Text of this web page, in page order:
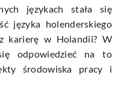
językach stała się
języka holenderskiego
karierę w Holandii? W
odpowiedzieć na to
środowiska pracy i